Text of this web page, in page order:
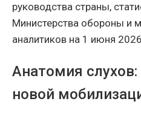
руководства страны,
Министерства обороны и
аналитиков на 1 июня
Анатомия
новой